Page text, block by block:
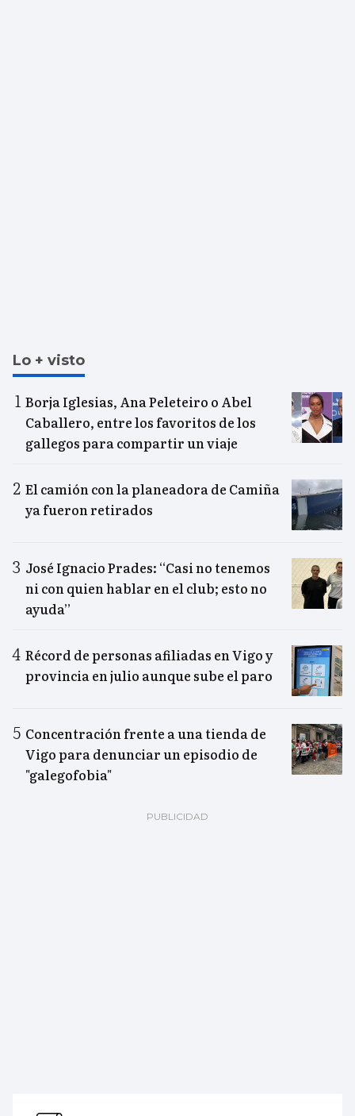
Lo + visto
Borja Iglesias, Ana Peleteiro o Abel
Caballero, entre los favoritos de los
gallegos para compartir un viaje
El camión con la planeadora de Camiña
ya fueron retirados
José Ignacio Prades: “Casi no tenemos
ni con quien hablar en el club; esto no
ayuda”
Récord de personas afiliadas en Vigo y
provincia en julio aunque sube el paro
Concentración frente a una tienda de
Vigo para denunciar un episodio de
"galegofobia"